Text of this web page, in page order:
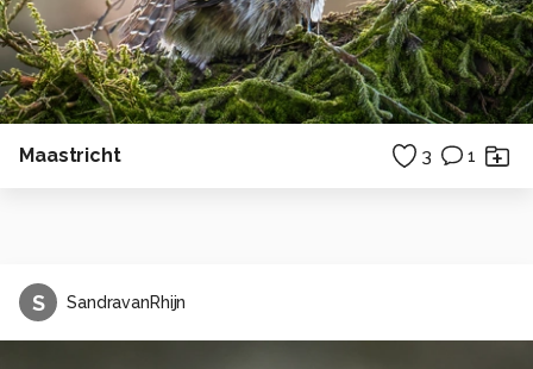
Maastricht 3 1
S SandravanRhijn